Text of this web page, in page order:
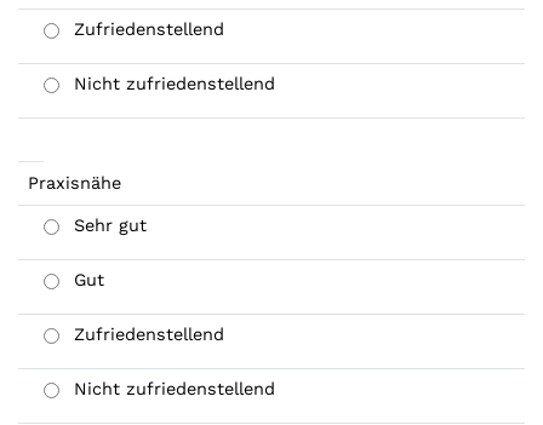
Zufriedenstellend
Nicht zufriedenstellend
Praxisnähe
Sehr gut
Gut
Zufriedenstellend
Nicht zufriedenstellend